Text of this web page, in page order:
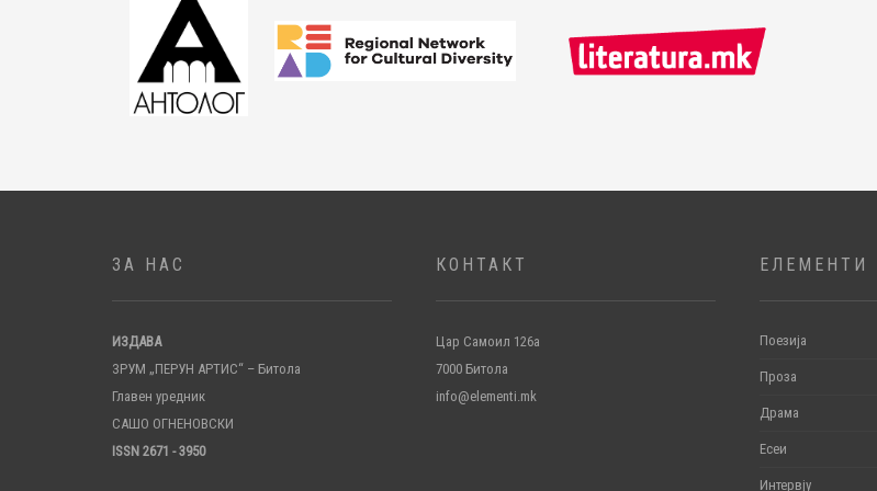
ЗА НАС
ИЗДАВА
ЗРУМ „ПЕРУН АРТИС“ – Битола
Главен уредник
САШО ОГНЕНОВСКИ
ISSN 2671 - 3950
КОНТАКТ
Цар Самоил 126а
7000 Битола
info@elementi.mk
ЕЛЕМЕНТИ
Поезија
Проза
Драма
Есеи
Интервју